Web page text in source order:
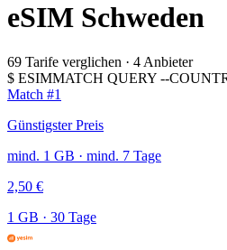
eSIM Schweden
69 Tarife verglichen · 4 Anbieter
$ ESIMMATCH QUERY --
Match #1
Günstigster Preis
mind. 1 GB · mind. 7 Tage
2,50 €
1 GB · 30 Tage